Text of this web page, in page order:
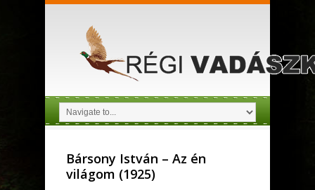
Bársony István – Az én
világom (1925)